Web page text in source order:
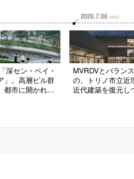
深セン・ベイ・
」。高層ビル群
都市に開かれた
量塊は“石”にな
2026.7.06 MON
MVRDVとバラン
の、トリノ市立近
近代建築を復元し
ションを鑑賞で
空間も構築。地上